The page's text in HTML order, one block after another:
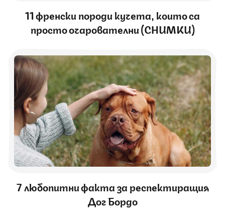
11 френски породи кучета, които са
просто очарователни (СНИМКИ)
7 любопитни факта за респектиращия
Дог Бордо